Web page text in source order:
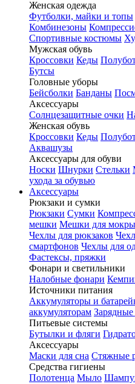
Женская одежда
Футболки, майки и топы
Комбинезоны
Спортивные костюмы
Мужская обувь
Кроссовки Кеды
Бутсы
Головные уборы
Бейсболки Банданы
Аксессуары
Солнцезащитные очки
Женская обувь
Кроссовки Кеды
Аквашузы
Аксессуары для обуви
Носки Шнурки Стельки
ухода за обувью
Аксессуары
Рюкзаки и сумки
Рюкзаки Сумки
мешки Мешки для
Чехлы для рюкзаков
смартфонов Чехлы для
Фастексы, пряжки
Фонари и светильники
Налобные фонари
Источники питания
Аккумуляторы и
аккумуляторам Зарядные
Питьевые системы
Бутылки и фляги
Аксессуары
Маски для сна Стяжные
Средства гигиены
Полотенца Мыло